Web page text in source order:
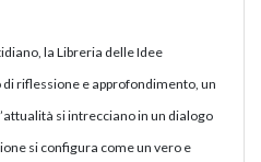
la Libreria delle Idee
riflessione e approfondimento, un
si intrecciano in un dialogo
si configura come un vero e